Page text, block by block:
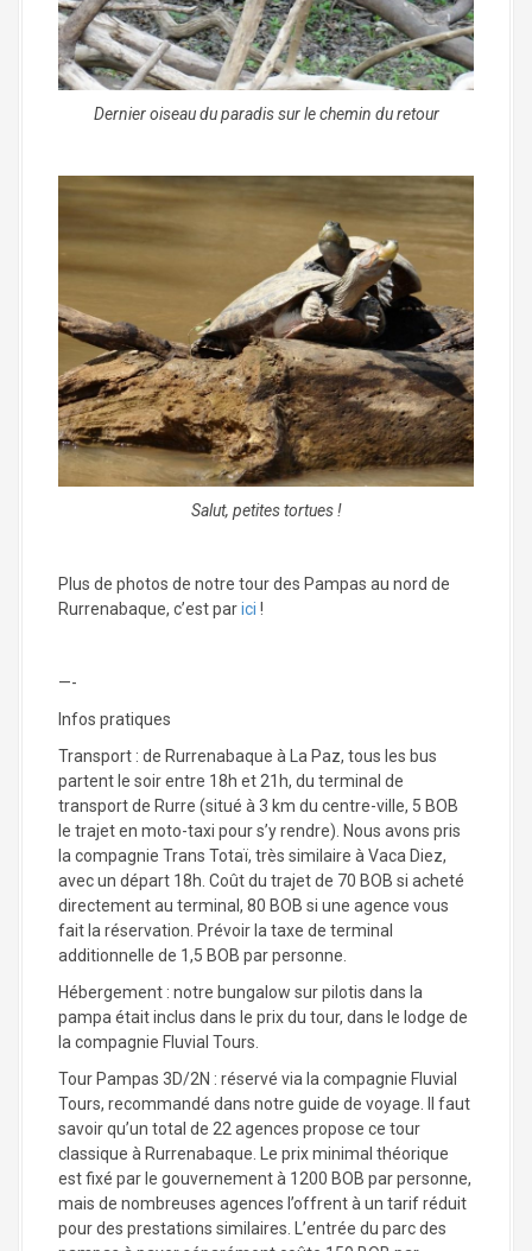
Dernier oiseau du paradis sur le chemin du retour
Salut, petites tortues !
Plus de photos de notre tour des Pampas au nord de
Rurrenabaque, c’est parici !
—-
Infos pratiques
Transport : de Rurrenabaque à La Paz, tous les bus
partent le soir entre 18h et 21h, du terminal de
transport de Rurre (situé à 3 km du centre-ville, 5 BOB
le trajet en moto-taxi pour s’y rendre). Nous avons pris
la compagnie Trans Totaï, très similaire à Vaca Diez,
avec un départ 18h. Coût du trajet de 70 BOB si acheté
directement au terminal, 80 BOB si une agence vous
fait la réservation. Prévoir la taxe de terminal
additionnelle de 1,5 BOB par personne.
Hébergement : notre bungalow sur pilotis dans la
pampa était inclus dans le prix du tour, dans le lodge de
la compagnie Fluvial Tours.
Tour Pampas 3D/2N : réservé via la compagnie Fluvial
Tours, recommandé dans notre guide de voyage. Il faut
savoir qu’un total de 22 agences propose ce tour
classique à Rurrenabaque. Le prix minimal théorique
est fixé par le gouvernement à 1200 BOB par personne,
mais de nombreuses agences l’offrent à un tarif réduit
pour des prestations similaires. L’entrée du parc des